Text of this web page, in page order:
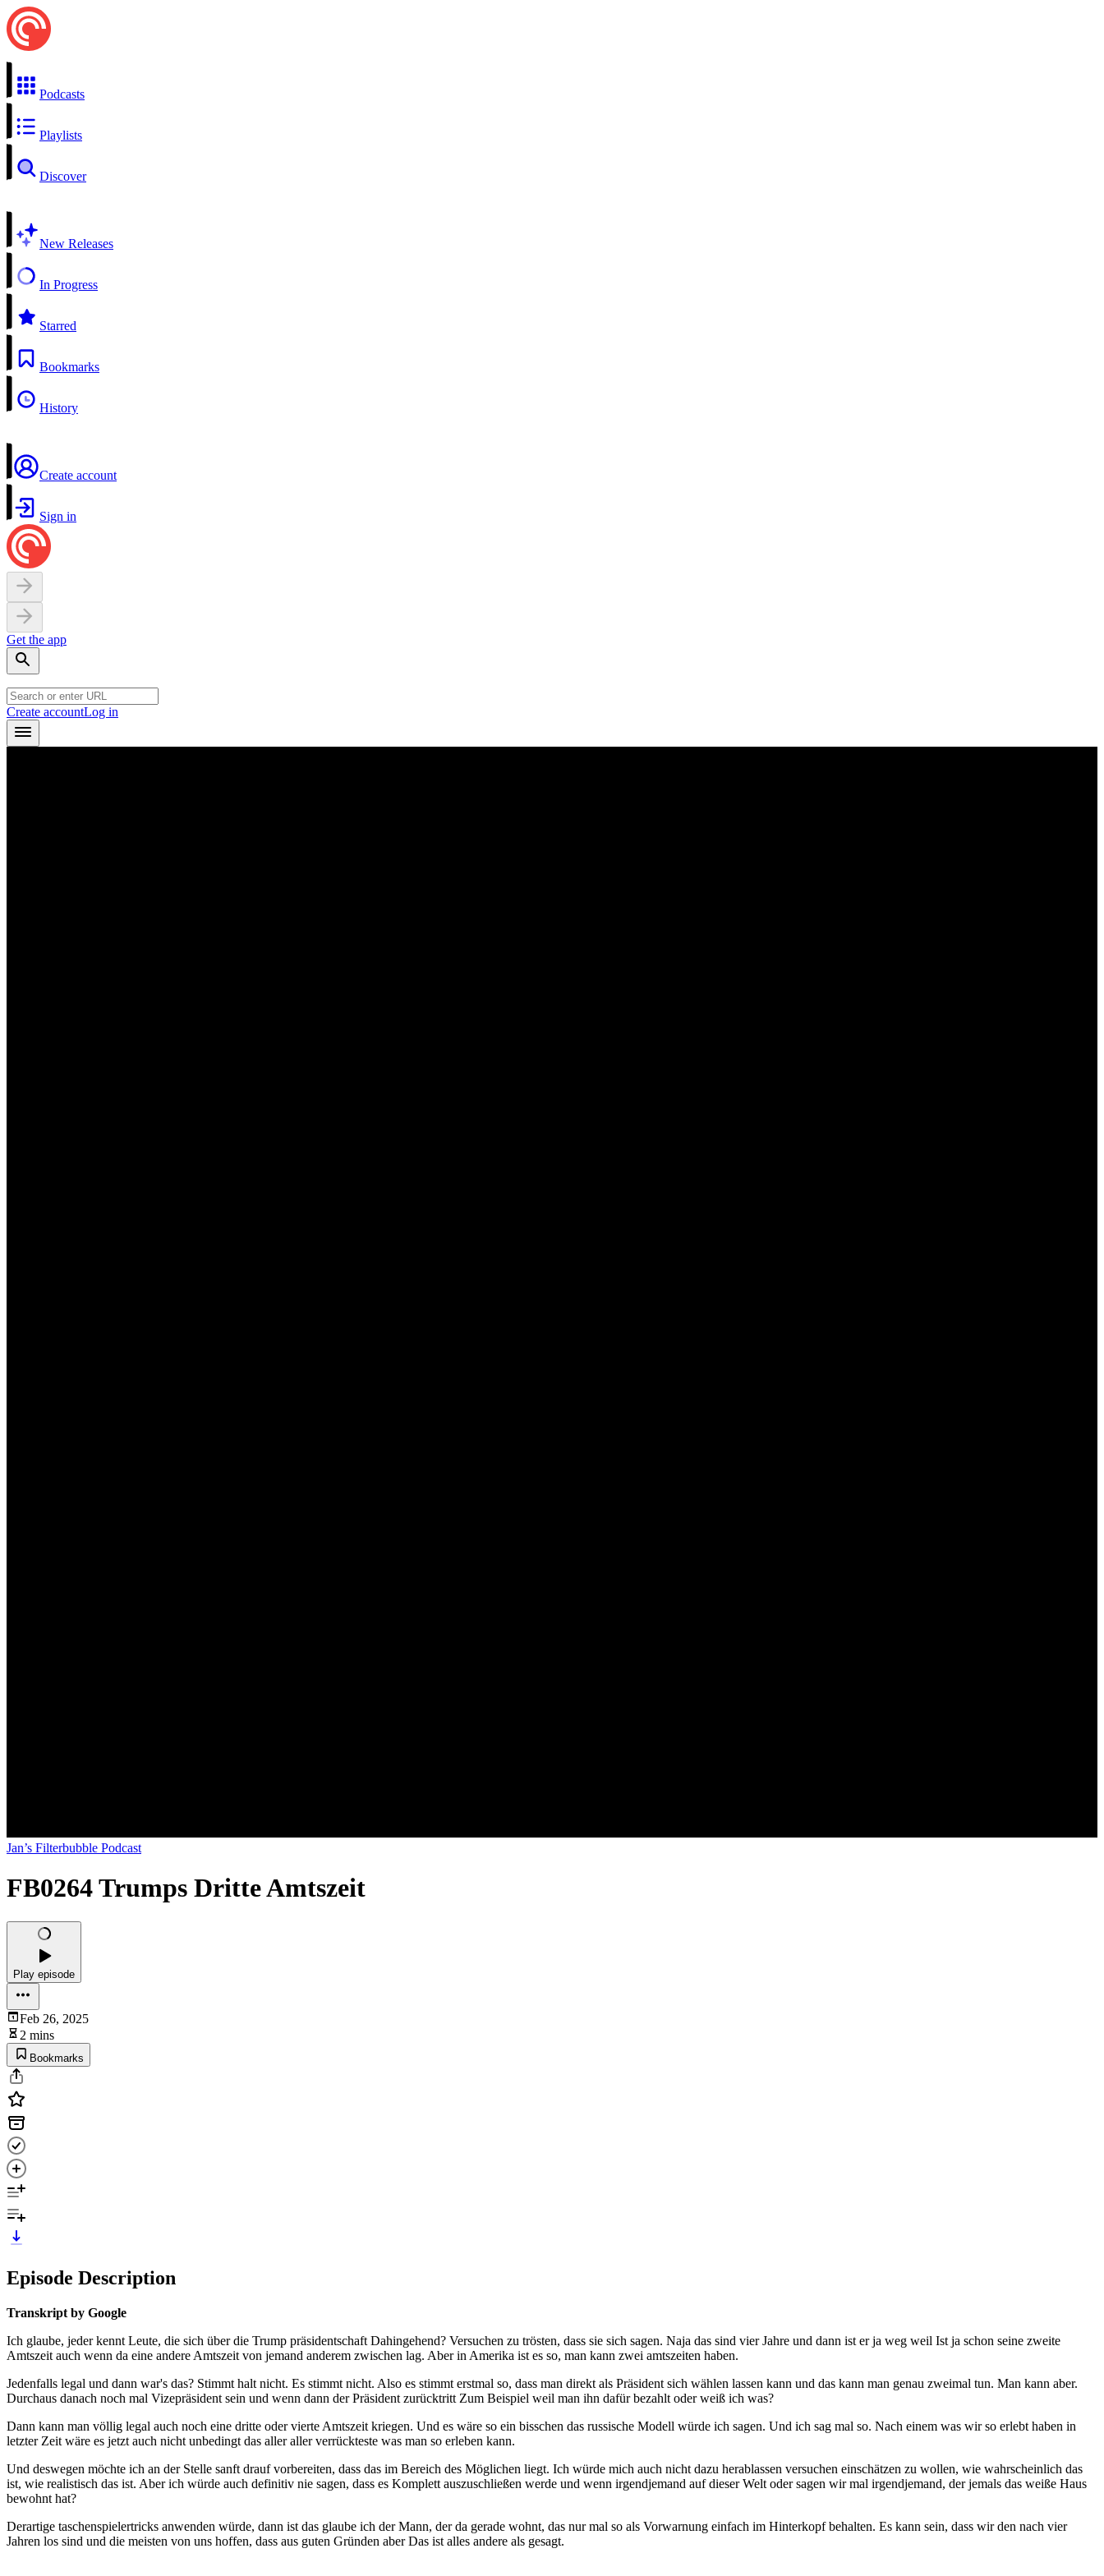
Podcasts
Playlists
Discover
New Releases
In Progress
Starred
Bookmarks
History
Create account
Sign in
Get the app
Create accountLog in
Jan’s Filterbubble Podcast
FB0264 Trumps Dritte Amtszeit
Play episode
Feb 26, 2025
2 mins
Bookmarks
Episode Description
Transkript by Google
Ich glaube, jeder kennt Leute, die sich über die Trump präsidentschaft Dahingehend? Versuchen zu trösten, dass sie sich sagen. Naja das sind vier Jahre und dann ist er ja weg weil Ist ja schon seine zweite
Amtszeit auch wenn da eine andere Amtszeit von jemand anderem zwischen lag. Aber in Amerika ist es so, man kann zwei amtszeiten haben.
Jedenfalls legal und dann war's das? Stimmt halt nicht. Es stimmt nicht. Also es stimmt erstmal so, dass man direkt als Präsident sich wählen lassen kann und das kann man genau zweimal tun. Man kann aber.
Durchaus danach noch mal Vizepräsident sein und wenn dann der Präsident zurücktritt Zum Beispiel weil man ihn dafür bezahlt oder weiß ich was?
Dann kann man völlig legal auch noch eine dritte oder vierte Amtszeit kriegen. Und es wäre so ein bisschen das russische Modell würde ich sagen. Und ich sag mal so. Nach einem was wir so erlebt haben in
letzter Zeit wäre es jetzt auch nicht unbedingt das aller aller verrückteste was man so erleben kann.
Und deswegen möchte ich an der Stelle sanft drauf vorbereiten, dass das im Bereich des Möglichen liegt. Ich würde mich auch nicht dazu herablassen versuchen einschätzen zu wollen, wie wahrscheinlich das
ist, wie realistisch das ist. Aber ich würde auch definitiv nie sagen, dass es Komplett auszuschließen werde und wenn irgendjemand auf dieser Welt oder sagen wir mal irgendjemand, der jemals das weiße Haus
bewohnt hat?
Derartige taschenspielertricks anwenden würde, dann ist das glaube ich der Mann, der da gerade wohnt, das nur mal so als Vorwarnung einfach im Hinterkopf behalten. Es kann sein, dass wir den nach vier
Jahren los sind und die meisten von uns hoffen, dass aus guten Gründen aber Das ist alles andere als gesagt.